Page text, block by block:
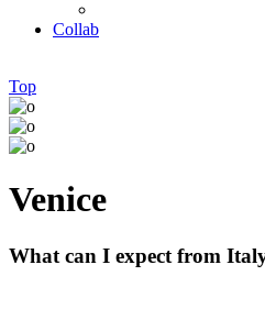
Collab
Top
Venice
What can I expect from